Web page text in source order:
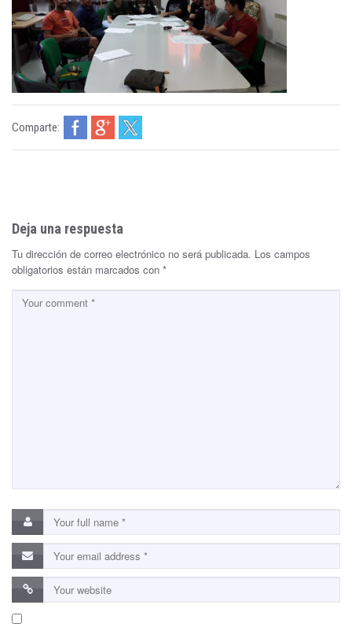
Comparte:
Deja una respuesta
Tu dirección de correo electrónico no será publicada. Los campos
obligatorios están marcados con *